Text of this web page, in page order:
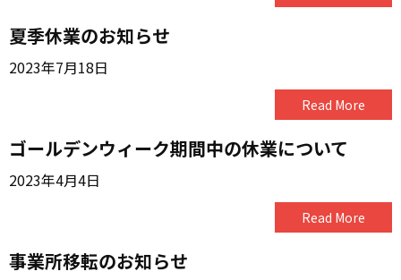
夏季休業のお知らせ
2023年7月18日
Read More
ゴールデンウィーク期間中の休業について
2023年4月4日
Read More
事業所移転のお知らせ